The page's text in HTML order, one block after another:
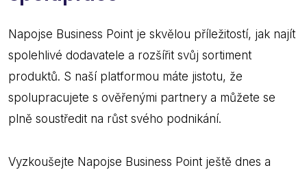
Napojse Business Point je skvělou příležitostí, jak najít
spolehlivé dodavatele a rozšířit svůj sortiment
produktů. S naší platformou máte jistotu, že
spolupracujete s ověřenými partnery a můžete se
plně soustředit na růst svého podnikání.
Vyzkoušejte Napojse Business Point ještě dnes a